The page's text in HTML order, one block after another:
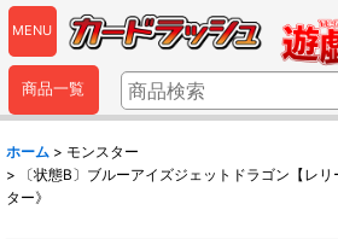
MENU
商品一覧
ホーム > モンスター
>
〔状態B〕ブルーアイズジェットドラゴン【レ
ター》